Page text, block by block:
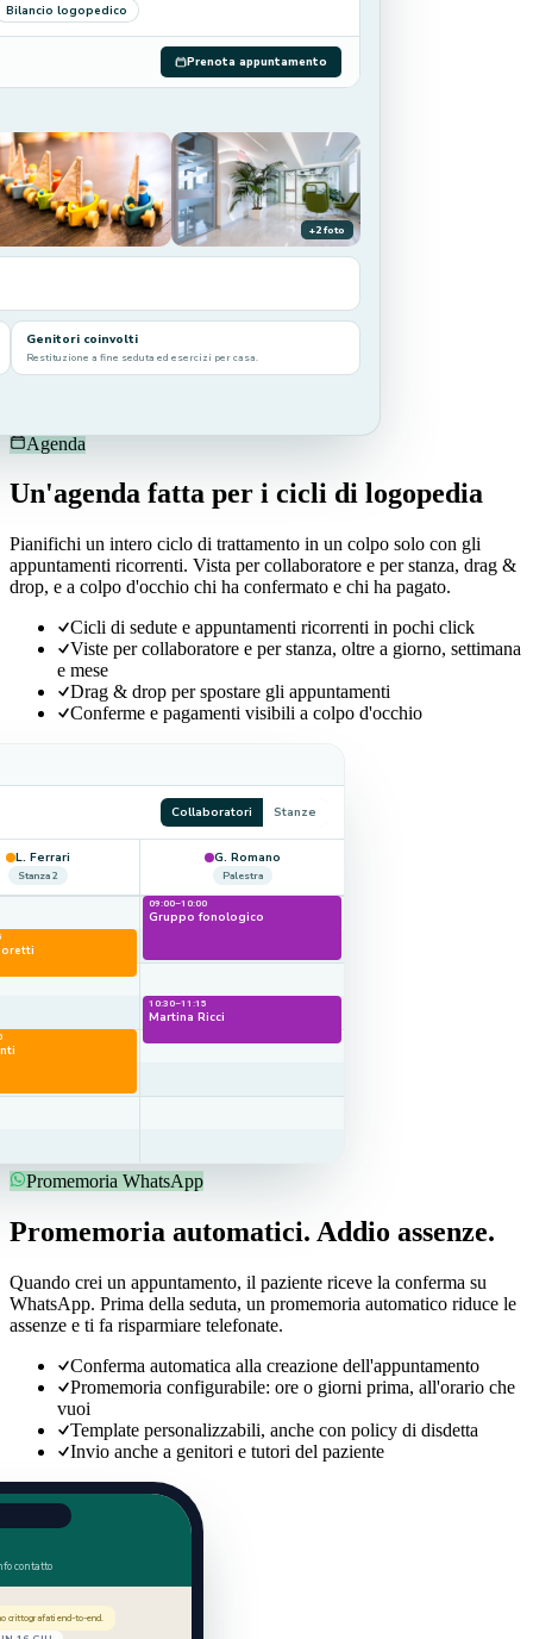
Bilancio logopedico
Prenota appuntamento
+2 foto
Genitori coinvolti
Restituzione a fine seduta ed esercizi per casa.
Agenda
Un'agenda fatta per i cicli di logopedia
Pianifichi un intero ciclo di trattamento in un colpo solo con gli
appuntamenti ricorrenti. Vista per collaboratore e per stanza, drag &
drop, e a colpo d'occhio chi ha confermato e chi ha pagato.
Cicli di sedute e appuntamenti ricorrenti in pochi click
Viste per collaboratore e per stanza, oltre a giorno, settimana
e mese
Drag & drop per spostare gli appuntamenti
Conferme e pagamenti visibili a colpo d'occhio
Collaboratori Stanze
L. Ferrari
Stanza 2
G. Romano
Palestra
09:00–10:00
Gruppo fonologico
10:30–11:15
Martina Ricci
Promemoria WhatsApp
Promemoria automatici. Addio assenze.
Quando crei un appuntamento, il paziente riceve la conferma su
WhatsApp. Prima della seduta, un promemoria automatico riduce le
assenze e ti fa risparmiare telefonate.
Conferma automatica alla creazione dell'appuntamento
Promemoria configurabile: ore o giorni prima, all'orario che
vuoi
Template personalizzabili, anche con policy di disdetta
Invio anche a genitori e tutori del paziente
contatto
crittografati end-to-end.